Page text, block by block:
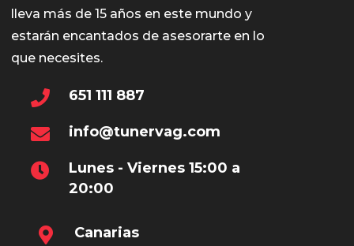
lleva más de 15 años en este mundo y
estarán encantados de asesorarte en lo
que necesites.
651 111 887
info@tunervag.com
Lunes - Viernes 15:00 a
20:00
Canarias